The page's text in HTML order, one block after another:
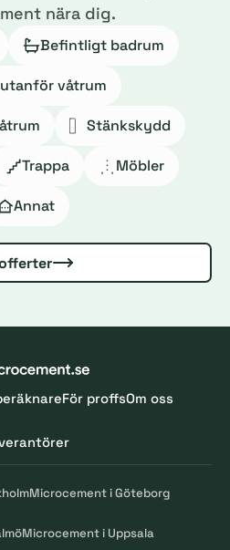
nära dig.
Befintligt badrum
våtrum
Stänkskydd
Trappa Möbler
Annat
För proffsOm oss
Microcement i Göteborg
Microcement i Uppsala